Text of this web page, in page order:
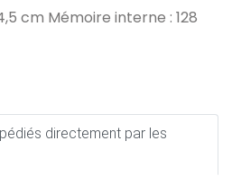
cm Mémoire interne : 128
directement par les